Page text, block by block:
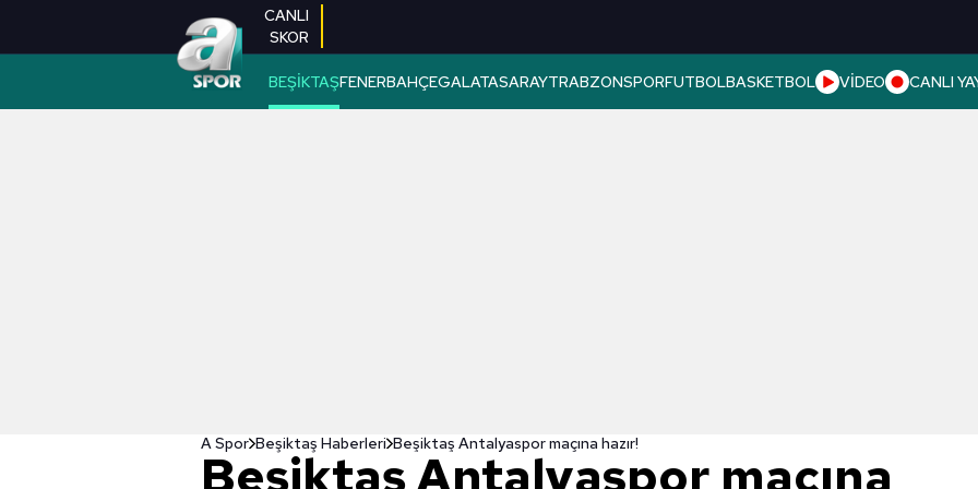
CANLI
SKOR
BEŞİKTAŞFENERBAHÇEGALATASARAYTRABZONSPORFUTBOLBASKETBOL VİDEO CANLI
A Spor Beşiktaş Haberleri Beşiktaş Antalyaspor maçına hazır!
Beşiktaş Antalyaspor maçına